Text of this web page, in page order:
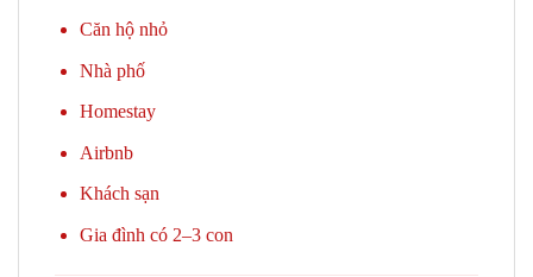
Căn hộ nhỏ
Nhà phố
Homestay
Airbnb
Khách sạn
Gia đình có 2–3 con